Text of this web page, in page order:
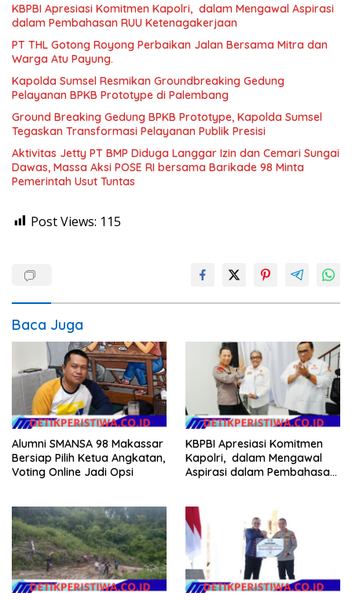
KBPBI Apresiasi Komitmen Kapolri, dalam Mengawal Aspirasi
dalam Pembahasan RUU Ketenagakerjaan
PT THL Gotong Royong Perbaikan Jalan Bersama Mitra dan
Warga Atu Payung.
Kapolda Sumsel Resmikan Groundbreaking Gedung
Pelayanan BPKB Prototype di Palembang
Ground Breaking Gedung BPKB Prototype, Kapolda Sumsel
Tegaskan Transformasi Pelayanan Publik Presisi
Aktivitas Jetty PT BMP Diduga Langgar Izin dan Cemari Sungai
Dawas, Massa Aksi POSE RI bersama Barikade 98 Minta
Pemerintah Usut Tuntas
Post Views: 115
Baca Juga
Alumni SMANSA 98 Makassar
Bersiap Pilih Ketua Angkatan,
Voting Online Jadi Opsi
KBPBI Apresiasi Komitmen
Kapolri, dalam Mengawal
Aspirasi dalam Pembahasan